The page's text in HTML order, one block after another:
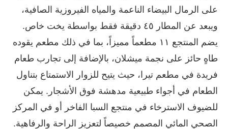
على الرمال البيضاء الناعمة والمياه الفيروزية الصافية،
ويبعد عن المطار ٤٥ دقيقة فقط بواسطة يخت خاص.
يضم المنتجع ١١ مطعماً مميزاً، بما في ذلك مطعم يقوده
طاهٍ حائز على نجمة ميشلان، بالإضافة إلى تجارب طعام
فريدة في مطعم تيرا، حيث يتيح للزوار الاستمتاع بتناول
الطعام في أجواء طبيعية مدهشة فوق الأشجار. يمكن
للضيوف الاسترخاء في منتجع السبا الفاخر أو في المركز
الصحي المائي المصمم خصيصاً لتعزيز الراحة والرفاهية.